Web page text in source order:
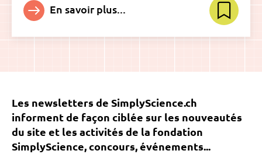
En savoir plus...
Les newsletters de SimplyScience.ch
informent de façon ciblée sur les nouveautés
du site et les activités de la fondation
SimplyScience, concours, événements...